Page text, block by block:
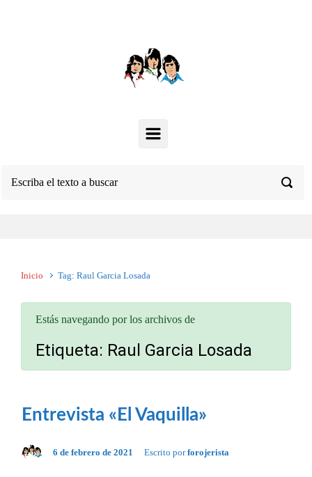
Inicio Tag: Raul Garcia Losada
Estás navegando por los archivos de
Etiqueta: Raul Garcia Losada
Entrevista «El Vaquilla»
6 de febrero de 2021 Escrito porforojerista